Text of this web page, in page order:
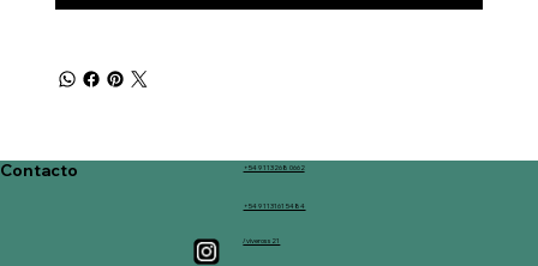
+54 9 113268 0662
+54 9 113161 5484
/viveross21
Contacto